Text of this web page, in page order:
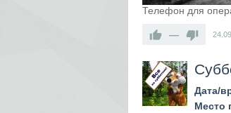
Телефон для
—
Дата/
Место